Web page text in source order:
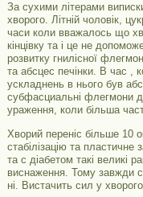
За сухими літерами
хворого. Літній чоловік,
часи коли вважалось що
кінцівку та і це не
розвитку гнилісної
та абсцес печінки. В час ,
ускладнень в нього був
субфасциальні флегмони
ураження, коли більша
Хворий переніс більше 10
стабілізацію та
та с діабетом такі великі
виснаження. Тому завжди
ні. Вистачить сил у